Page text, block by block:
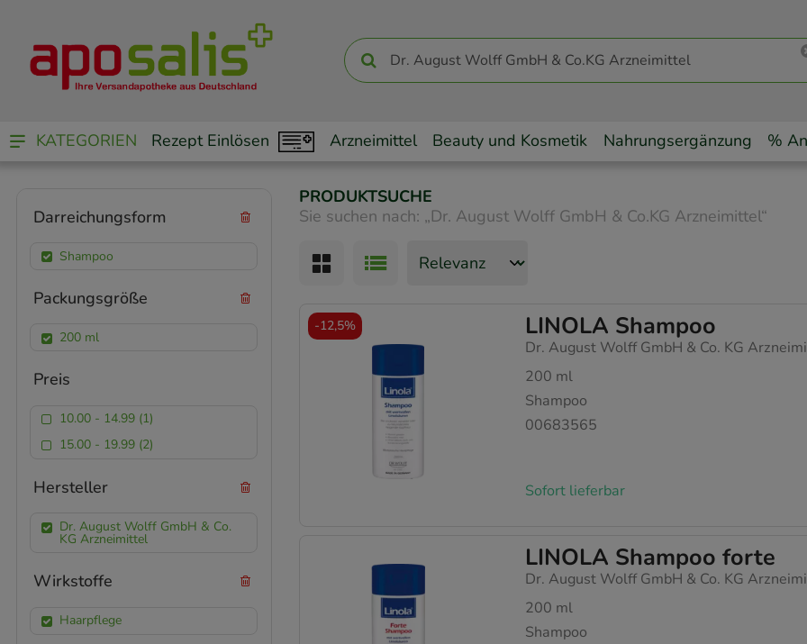
KATEGORIEN Rezept Einlösen Arzneimittel Beauty und Kosmetik Nahrungsergänzung %
PRODUKTSUCHE
Sie suchen nach: „Dr. August Wolff GmbH & Co.KG Arzneimittel“
LINOLA Shampoo
Dr. August Wolff GmbH & Co. KG
200 ml
Shampoo
00683565
Sofort lieferbar
-12,5%
LINOLA Shampoo forte
Dr. August Wolff GmbH & Co. KG
200 ml
Shampoo
Darreichungsform
Shampoo
Packungsgröße
200 ml
Preis
10.00 - 14.99 (1)
15.00 - 19.99 (2)
Hersteller
Dr. August Wolff GmbH & Co.
KG Arzneimittel
Wirkstoffe
Haarpflege